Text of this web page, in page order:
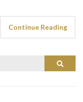
Continue Reading
Search